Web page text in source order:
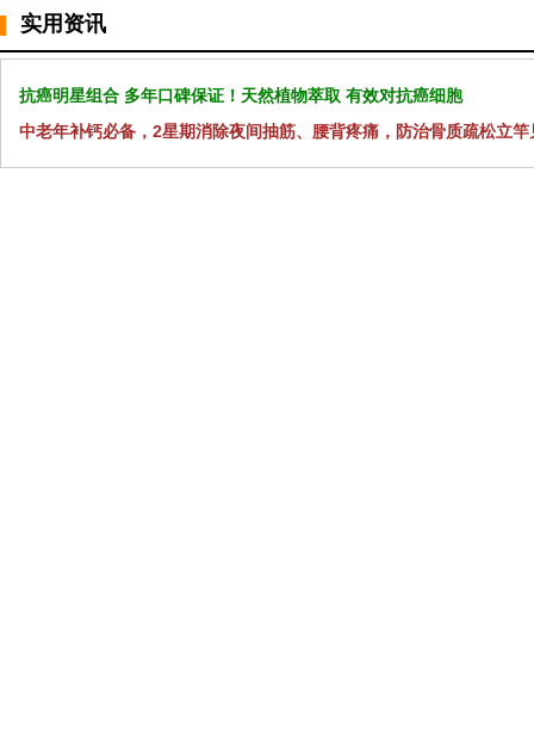
实用资讯
抗癌明星组合 多年口碑保证！天然植物萃取 有效对抗癌细胞
中老年补钙必备，2星期消除夜间抽筋、腰背疼痛，防治骨质疏松立竿